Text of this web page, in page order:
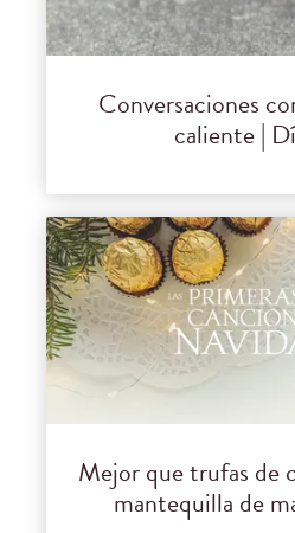
Conversaciones
caliente |
Mejor que trufas de
mantequilla de